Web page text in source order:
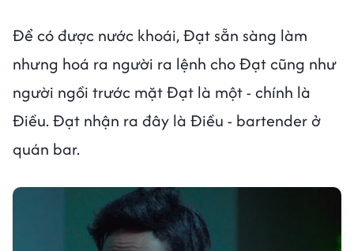
Để có được nước khoái, Đạt sẵn sàng làm
nhưng hoá ra người ra lệnh cho Đạt cũng như
người ngồi trước mặt Đạt là một - chính là
Điều. Đạt nhận ra đây là Điều - bartender ở
quán bar.